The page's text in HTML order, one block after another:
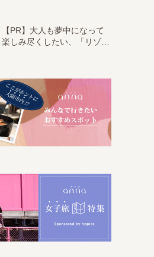
【PR】大人も夢中になって
楽しみ尽くしたい、「リゾ…